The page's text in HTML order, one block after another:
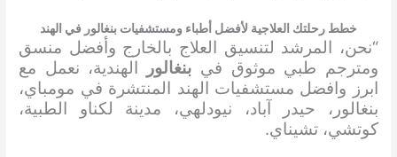
خطط رحلتك العلاجية لأفضل أطباء ومستشفيات بنغالور في الهند
“نحن، المرشد لتنسيق العلاج بالخارج وأفضل منسق
ومترجم طبي موثوق في بنغالور الهندية، نعمل مع
ابرز وافضل مستشفيات الهند المنتشرة في مومباي،
بنغالور، حيدر آباد، نيودلهي، مدينة لكناو الطبية،
كوتشي، تشيناي.